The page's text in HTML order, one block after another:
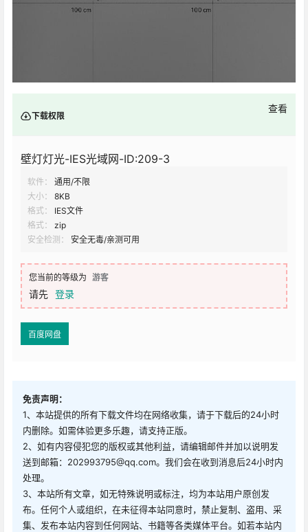
下载权限
查看
壁灯灯光-IES光域网-ID:209-3
软件：
通用/不限
大小：
8KB
格式：
IES文件
格式：
zip
安全检测：
安全无毒/亲测可用
您当前的等级为 游客
请先 登录
百度网盘
免责声明：
1、本站提供的所有下载文件均在网络收集，请于下载后的24小时
内删除。如需体验更多乐趣，请支持正版。
2、如有内容侵犯您的版权或其他利益，请编辑邮件并加以说明发
送到邮箱：202993795@qq.com。我们会在收到消息后24小时内
处理。
3、本站所有文章，如无特殊说明或标注，均为本站用户原创发
布。任何个人或组织，在未征得本站同意时，禁止复制、盗用、采
集、发布本站内容到任何网站、书籍等各类媒体平台。如若本站内